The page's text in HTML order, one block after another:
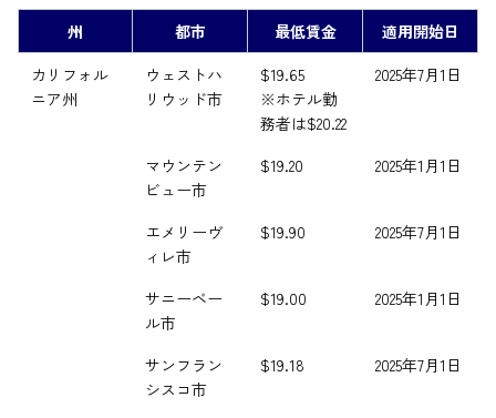
州 都市 最低賃金
適用開始日
カリフォル
ニア州
ウェストハ
リウッド市
$19.65
※ホテル勤
務者は$20.22
2025年7月1日
マウンテン
ビュー市
$19.20 2025年1月1日
エメリーヴ
ィレ市
$19.90 2025年7月1日
サニーベー
ル市
$19.00 2025年1月1日
サンフラン
シスコ市
$19.18 2025年7月1日